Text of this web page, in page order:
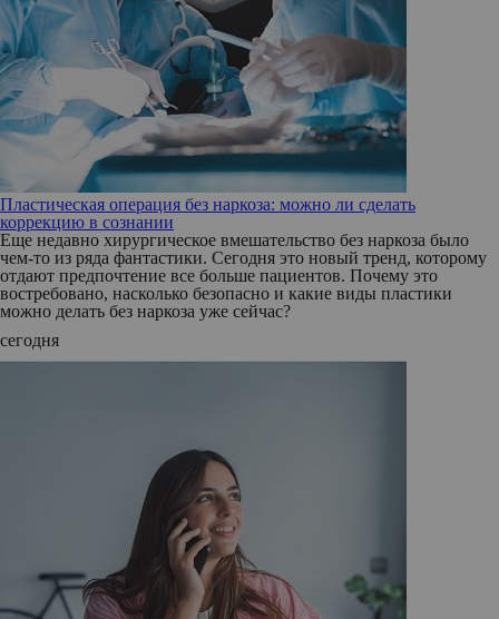
Пластическая операция без наркоза: можно ли сделать
коррекцию в сознании
Еще недавно хирургическое вмешательство без наркоза было
чем-то из ряда фантастики. Сегодня это новый тренд, которому
отдают предпочтение все больше пациентов. Почему это
востребовано, насколько безопасно и какие виды пластики
можно делать без наркоза уже сейчас?
сегодня